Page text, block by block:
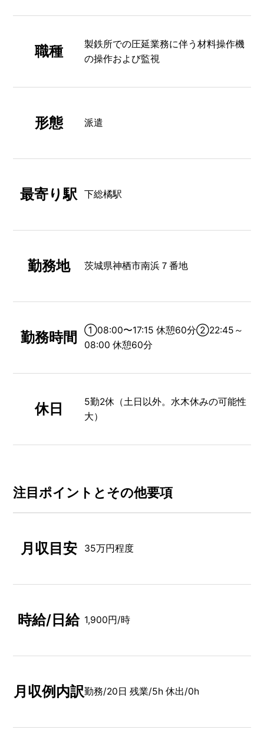
職種
製鉄所での圧延業務に伴う材料操作機
の操作および監視
形態 派遣
最寄り駅 下総橘駅
勤務地 茨城県神栖市南浜７番地
勤務時間
①08:00〜17:15 休憩60分➁22:45～
08:00 休憩60分
休日
5勤2休（土日以外。水木休みの可能性
大）
注⽬ポイントとその他要項
月収目安 35万円程度
時給/日給 1,900円/時
月収例内訳勤務/20日 残業/5h 休出/0h